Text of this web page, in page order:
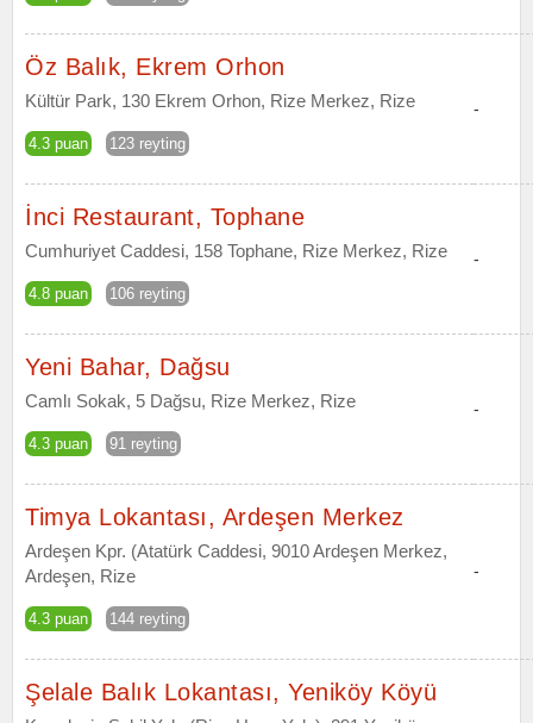
Öz Balık, Ekrem Orhon
Kültür Park, 130 Ekrem Orhon, Rize Merkez, Rize
4.3 puan 123 reyting
-
İnci Restaurant, Tophane
Cumhuriyet Caddesi, 158 Tophane, Rize Merkez, Rize
4.8 puan 106 reyting
-
Yeni Bahar, Dağsu
Camlı Sokak, 5 Dağsu, Rize Merkez, Rize
4.3 puan 91 reyting
-
Timya Lokantası, Ardeşen Merkez
Ardeşen Kpr. (Atatürk Caddesi, 9010 Ardeşen Merkez,
Ardeşen, Rize
4.3 puan 144 reyting
-
Şelale Balık Lokantası, Yeniköy Köyü